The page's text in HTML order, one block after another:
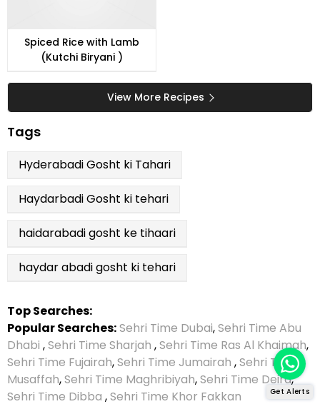
Spiced Rice with Lamb
(Kutchi Biryani )
View More Recipes
Tags
Hyderabadi Gosht ki Tahari
Haydarbadi Gosht ki tehari
haidarabadi gosht ke tihaari
haydar abadi gosht ki tehari
Top Searches:
Popular Searches:Sehri Time Dubai,Sehri Time Abu
Dhabi ,Sehri Time Sharjah ,Sehri Time Ras Al Khaimah,
Sehri Time Fujairah,Sehri Time Jumairah ,Sehri Time
Musaffah,Sehri Time Maghribiyah,Sehri Time Deira,
Sehri Time Dibba ,Sehri Time Khor Fakkan Get Alerts